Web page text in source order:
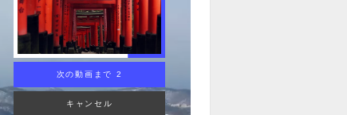
次の動画まで 1
キャンセル